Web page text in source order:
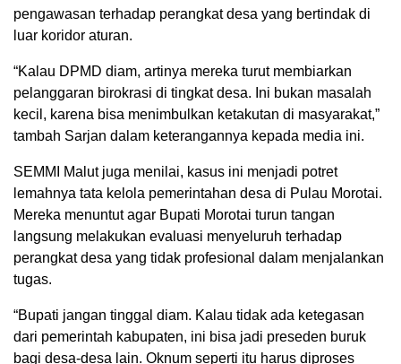
pengawasan terhadap perangkat desa yang bertindak di
luar koridor aturan.
“Kalau DPMD diam, artinya mereka turut membiarkan
pelanggaran birokrasi di tingkat desa. Ini bukan masalah
kecil, karena bisa menimbulkan ketakutan di masyarakat,”
tambah Sarjan dalam keterangannya kepada media ini.
SEMMI Malut juga menilai, kasus ini menjadi potret
lemahnya tata kelola pemerintahan desa di Pulau Morotai.
Mereka menuntut agar Bupati Morotai turun tangan
langsung melakukan evaluasi menyeluruh terhadap
perangkat desa yang tidak profesional dalam menjalankan
tugas.
“Bupati jangan tinggal diam. Kalau tidak ada ketegasan
dari pemerintah kabupaten, ini bisa jadi preseden buruk
bagi desa-desa lain. Oknum seperti itu harus diproses